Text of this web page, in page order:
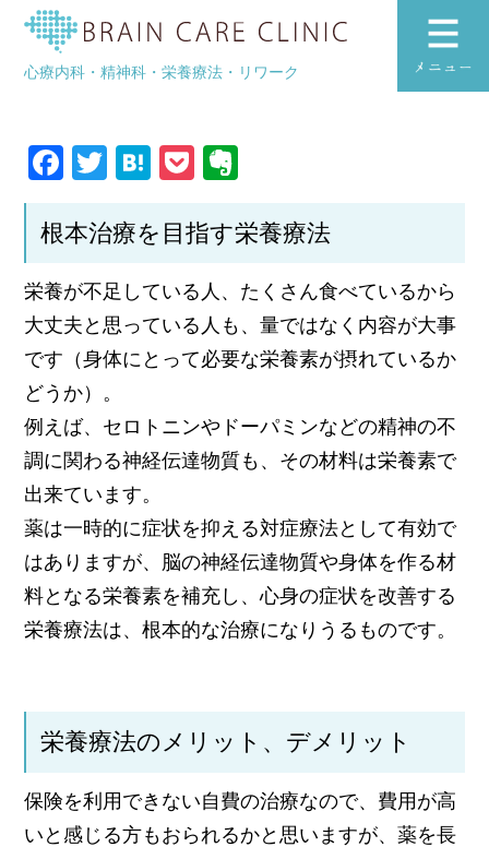
ブレインケア
心療内科・精神科・栄養療法・リワーク
navigation
理事長より
Facebook
Twitter
HatenaPocket
根本治療を目指す栄養療法
栄養が不足している人、たくさん食べているから
大丈夫と思っている人も、量ではなく内容が大事
です（身体にとって必要な栄養素が摂れているか
どうか）。
例えば、セロトニンやドーパミンなどの精神の不
調に関わる神経伝達物質も、その材料は栄養素で
出来ています。
薬は一時的に症状を抑える対症療法として有効で
はありますが、脳の神経伝達物質や身体を作る材
料となる栄養素を補充し、心身の症状を改善する
栄養療法は、根本的な治療になりうるものです。
栄養療法のメリット、デメリット
保険を利用できない自費の治療なので、費用が高
いと感じる方もおられるかと思いますが、薬を長